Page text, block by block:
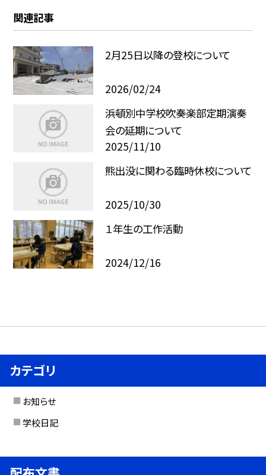
関連記事
2月25日以降の登校について
2026/02/24
浜頓別中学校吹奏楽部定期演奏
会の延期について
2025/11/10
熊出没に関わる臨時休校について
2025/10/30
１年生の工作活動
2024/12/16
カテゴリ
お知らせ
学校日記